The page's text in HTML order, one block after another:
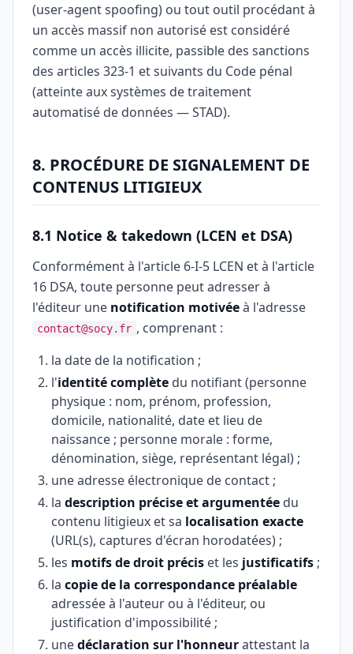
(user-agent spoofing) ou tout outil procédant à
un accès massif non autorisé est considéré
comme un accès illicite, passible des sanctions
des articles 323-1 et suivants du Code pénal
(atteinte aux systèmes de traitement
automatisé de données — STAD).
8. PROCÉDURE DE SIGNALEMENT DE
CONTENUS LITIGIEUX
8.1 Notice & takedown (LCEN et DSA)
Conformément à l'article 6-I-5 LCEN et à l'article
16 DSA, toute personne peut adresser à
l'éditeur une notification motivéeà l'adresse
contact@socy.fr , comprenant :
la date de la notification ;
l'identité complète du notifiant (personne
physique : nom, prénom, profession,
domicile, nationalité, date et lieu de
naissance ; personne morale : forme,
dénomination, siège, représentant légal) ;
une adresse électronique de contact ;
la description précise et argumentée du
contenu litigieux et sa localisation exacte
(URL(s), captures d'écran horodatées) ;
les motifs de droit précis et les justificatifs ;
la copie de la correspondance préalable
adressée à l'auteur ou à l'éditeur, ou
justification d'impossibilité ;
unedéclaration sur l'honneurattestant la